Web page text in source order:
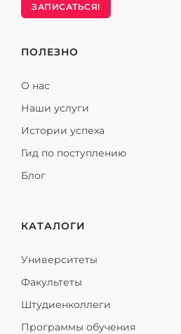
ЗАПИСАТЬСЯ!
ПОЛЕЗНО
О нас
Наши услуги
Истории успеха
Гид по поступлению
Блог
КАТАЛОГИ
Университеты
Факультеты
Штудиенколлеги
Программы обучения